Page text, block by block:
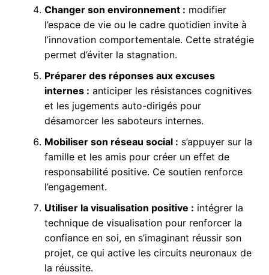
Changer son environnement : modifier
l’espace de vie ou le cadre quotidien invite à
l’innovation comportementale. Cette stratégie
permet d’éviter la stagnation.
Préparer des réponses aux excuses
internes : anticiper les résistances cognitives
et les jugements auto-dirigés pour
désamorcer les saboteurs internes.
Mobiliser son réseau social : s’appuyer sur la
famille et les amis pour créer un effet de
responsabilité positive. Ce soutien renforce
l’engagement.
Utiliser la visualisation positive : intégrer la
technique de visualisation pour renforcer la
confiance en soi, en s’imaginant réussir son
projet, ce qui active les circuits neuronaux de
la réussite.